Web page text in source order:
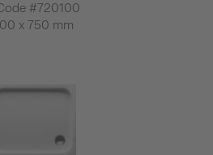
#720100
x 750 mm